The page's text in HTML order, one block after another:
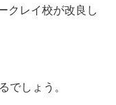
クレイ校が改良し
でしょう。